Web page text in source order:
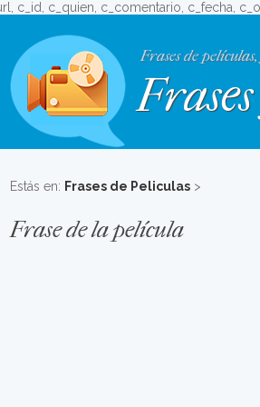
c_id, c_quien, c_comentario, c_fecha,
Frases de
Estás en: Frases de Peliculas >
Frase de la película